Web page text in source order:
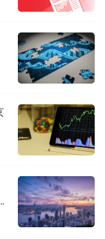
权利，一个是有
权是价内状态且
，就会在到期日
月21日当天为价
在账户中消失，